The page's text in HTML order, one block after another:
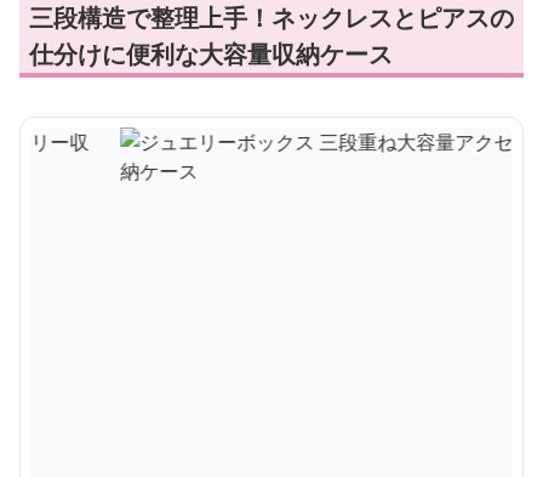
三段構造で整理上手！ネックレスとピアスの
仕分けに便利な大容量収納ケース